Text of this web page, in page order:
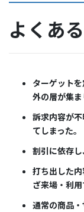
よくあ
ターゲット
外の層が集ま
訴求内容が
てしまった。
割引に依存し
打ち出した
ざ来場・利用
通常の商品